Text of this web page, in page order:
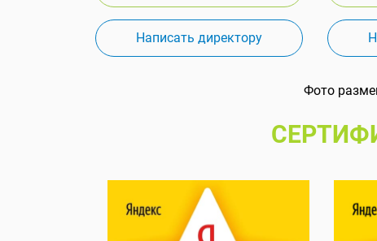
Написать директору
Фото